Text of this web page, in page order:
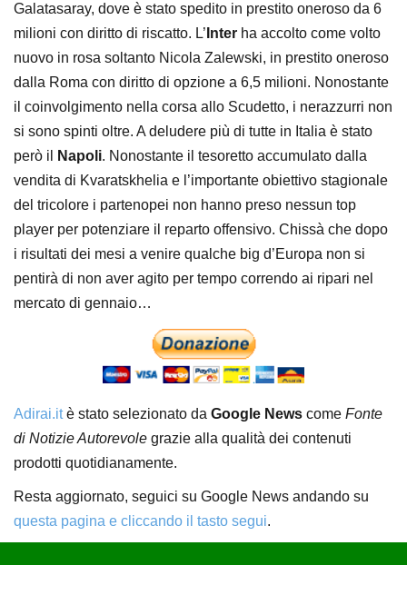
Galatasaray, dove è stato spedito in prestito oneroso da 6
milioni con diritto di riscatto. L’ Inter ha accolto come volto
nuovo in rosa soltanto Nicola Zalewski, in prestito oneroso
dalla Roma con diritto di opzione a 6,5 milioni. Nonostante
il coinvolgimento nella corsa allo Scudetto, i nerazzurri non
si sono spinti oltre. A deludere più di tutte in Italia è stato
però il
Napoli. Nonostante il tesoretto accumulato dalla
vendita di Kvaratskhelia e l’importante obiettivo stagionale
del tricolore i partenopei non hanno preso nessun top
player per potenziare il reparto offensivo. Chissà che dopo
i risultati dei mesi a venire qualche big d’Europa non si
pentirà di non aver agito per tempo correndo ai ripari nel
mercato di gennaio…
Adirai.itè stato selezionato da Google News come Fonte
di Notizie Autorevole grazie alla qualità dei contenuti
prodotti quotidianamente.
Resta aggiornato, seguici su Google News andando su
questa pagina e cliccando il tasto segui.